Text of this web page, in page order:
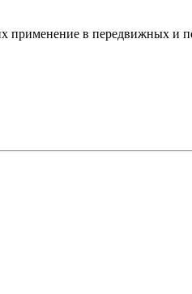
применение в передвижных и